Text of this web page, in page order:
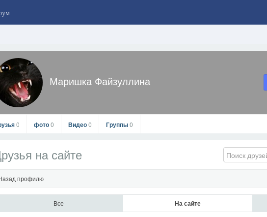
Маришка Файзуллина
Маришка Файзуллина
0 фото0 Видео0 Группы0
на сайте
профилю
Все На сайте